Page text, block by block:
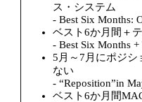
ス・システム
- Best Six Months:
ベスト6か月間＋
- Best Six Months
5月～7月にポジシ
ない
- “Reposition”in
ベスト6か月間